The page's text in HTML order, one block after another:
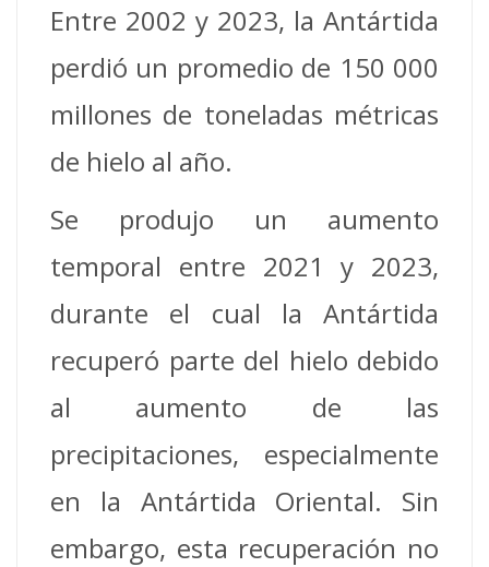
Entre 2002 y 2023, la Antártida
perdió un promedio de 150 000
millones de toneladas métricas
de hielo al año.
Se produjo un aumento
temporal entre 2021 y 2023,
durante el cual la Antártida
recuperó parte del hielo debido
al aumento de las
precipitaciones, especialmente
en la Antártida Oriental. Sin
embargo, esta recuperación no